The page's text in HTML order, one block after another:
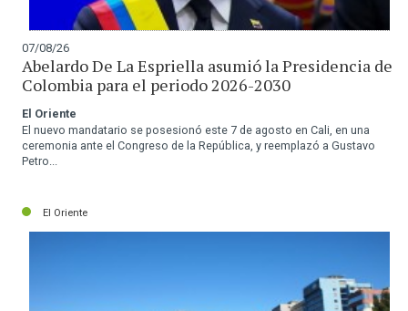
07/08/26
Abelardo De La Espriella asumió la Presidencia de
Colombia para el periodo 2026-2030
El Oriente
El nuevo mandatario se posesionó este 7 de agosto en Cali, en una
ceremonia ante el Congreso de la República, y reemplazó a Gustavo
Petro...
El Oriente